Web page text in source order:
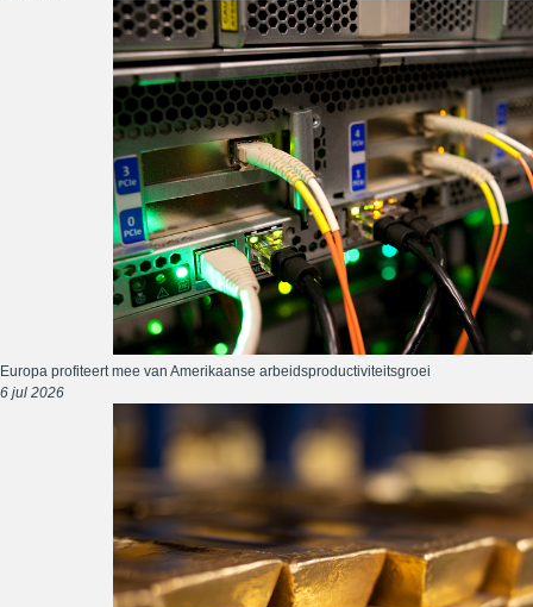
Europa profiteert mee van Amerikaanse arbeidsproductiviteitsgroei
6 jul 2026